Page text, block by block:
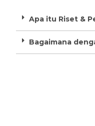
Apa itu Riset &
Bagaimana